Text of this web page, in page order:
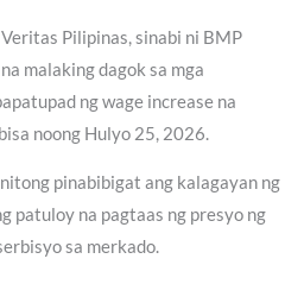
Pilipinas, sinabi ni BMP
malaking dagok sa mga
ng wage increase na
noong Hulyo 25, 2026.
pinabibigat ang kalagayan ng
patuloy na pagtaas ng presyo ng
sa merkado.